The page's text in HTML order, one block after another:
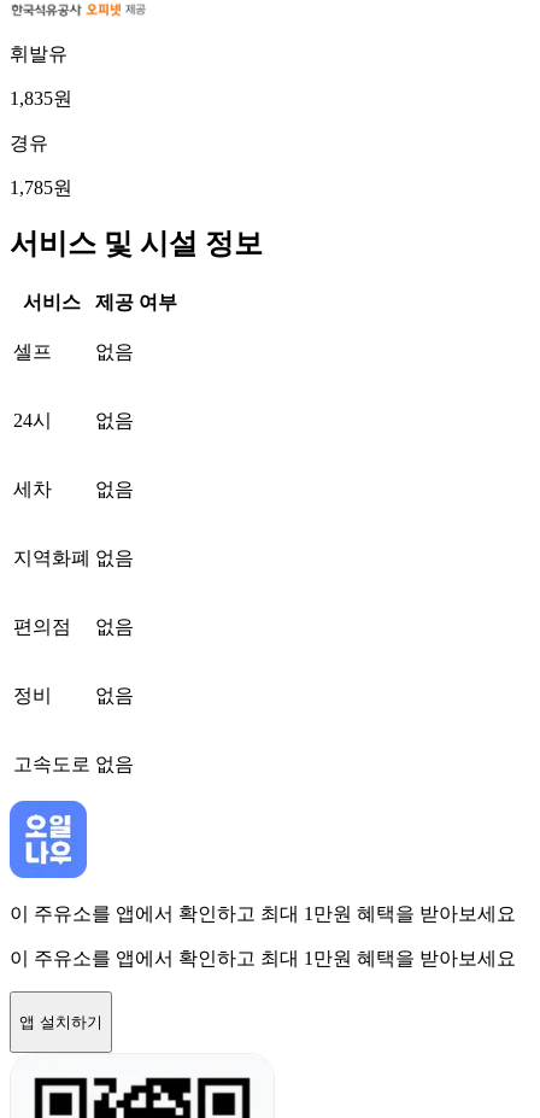
휘발유
1,835원
경유
1,785원
서비스 및 시설 정보
서비스 제공 여부
셀프 없음
24시 없음
세차 없음
지역화폐 없음
편의점 없음
정비 없음
고속도로 없음
이 주유소를 앱에서 확인하고 최대 1만원 혜택을 받아보세요
이 주유소를 앱에서 확인하고 최대 1만원 혜택을 받아보세요
앱 설치하기